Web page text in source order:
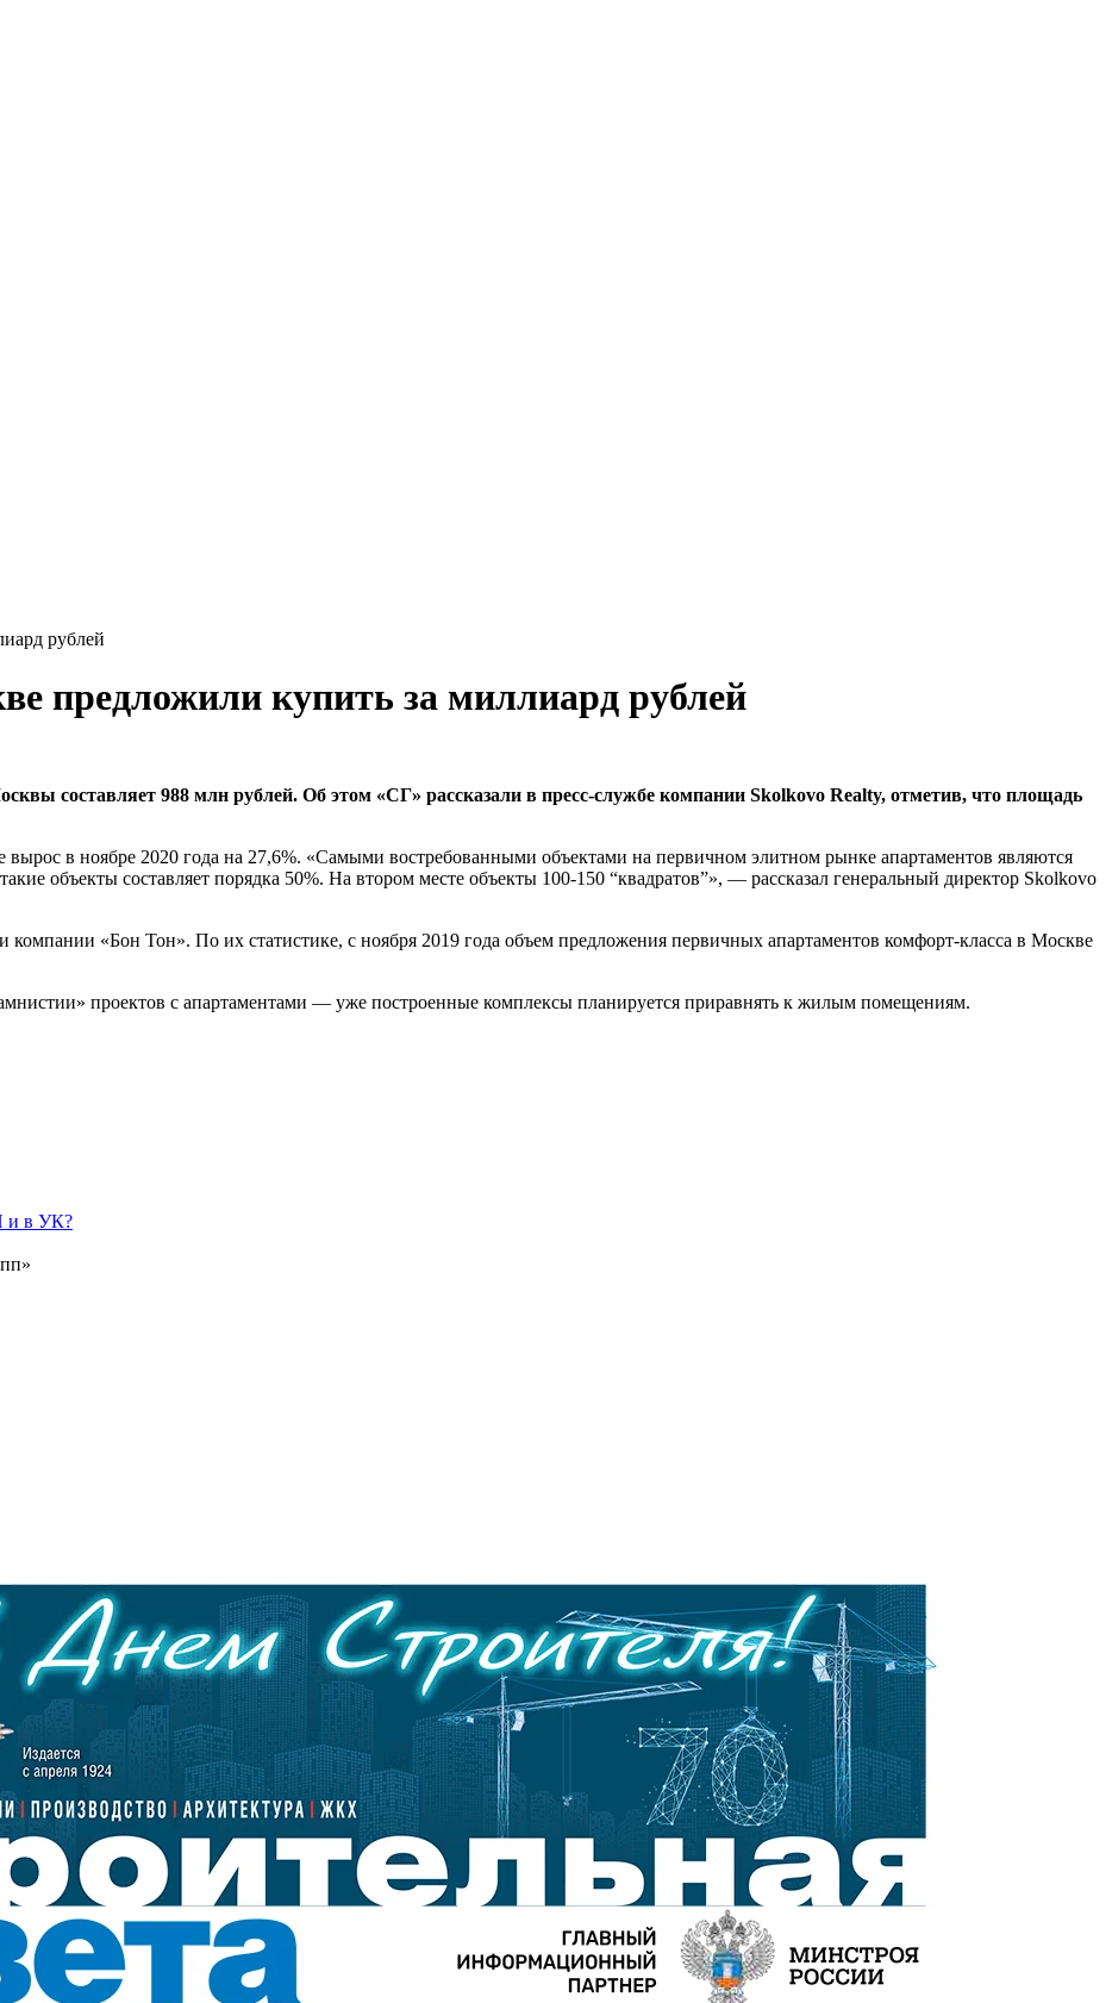
рублей
предложили купить за миллиард рублей
составляет 988 млн рублей. Об этом «СГ» рассказали в пресс-службе компании Skolkovo Realty, отметив, что площадь
в ноябре 2020 года на 27,6%. «Самыми востребованными объектами на первичном элитном рынке апартаментов являются
объекты составляет порядка 50%. На втором месте объекты 100-150 “квадратов”», — рассказал генеральный директор Skolkovo
компании «Бон Тон». По их статистике, с ноября 2019 года объем предложения первичных апартаментов комфорт-класса в Москве
проектов с апартаментами — уже построенные комплексы планируется приравнять к жилым помещениям.
и в УК?